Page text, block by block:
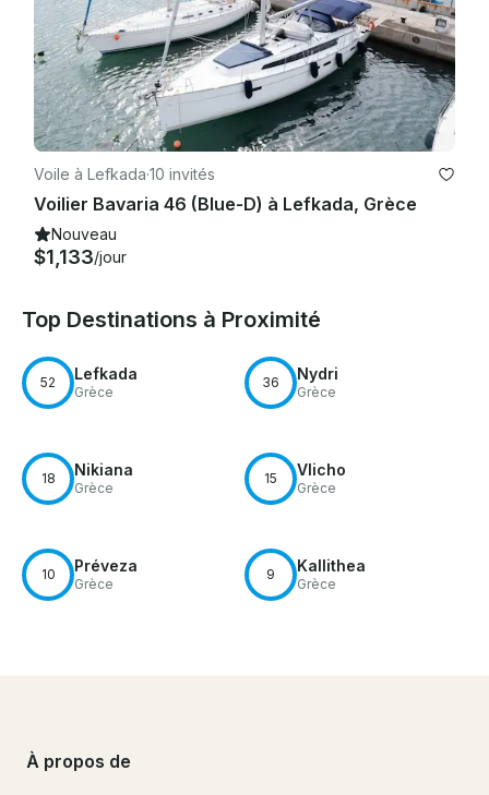
Voile à Lefkada·10 invités
Voilier Bavaria 46 (Blue-D) à Lefkada, Grèce
Nouveau
$1,133/jour
Top Destinations à Proximité
52 Lefkada
Grèce
36 Nydri
Grèce
18 Nikiana
Grèce
15 Vlicho
Grèce
10 Préveza
Grèce
9 Kallithea
Grèce
À propos de